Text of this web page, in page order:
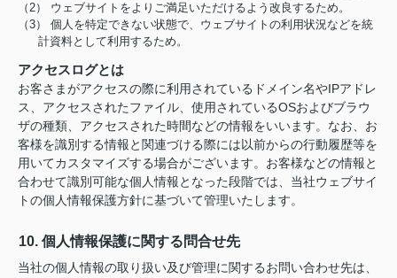
（2） ウェブサイトをよりご満足いただけるよう改良するため。
（3） 個人を特定できない状態で、ウェブサイトの利用状況などを統
計資料として利用するため。
アクセスログとは
お客さまがアクセスの際に利用されているドメイン名やIPアドレ
ス、アクセスされたファイル、使用されているOSおよびブラウ
ザの種類、アクセスされた時間などの情報をいいます。なお、お
客様を識別する情報と関連づける際には以前からの行動履歴等を
用いてカスタマイズする場合がございます。お客様などの情報と
合わせて識別可能な個人情報となった段階では、当社ウェブサイ
トの個人情報保護方針に基づいて管理いたします。
10. 個人情報保護に関する問合せ先
当社の個人情報の取り扱い及び管理に関するお問い合わせ先は、